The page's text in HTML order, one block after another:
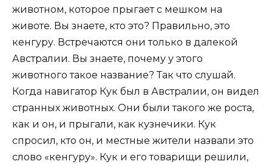
животном, которое прыгает с мешком на
животе. Вы знаете, кто это? Правильно, это
кенгуру. Встречаются они только в далекой
Австралии. Вы знаете, почему у этого
животного такое название? Так что слушай.
Когда навигатор Кук был в Австралии, он видел
странных животных. Они были такого же роста,
как и он, и прыгали, как кузнечики. Кук
спросил, кто он, и местные жители назвали это
слово «кенгуру». Кук и его товарищи решили,